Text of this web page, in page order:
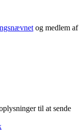
og medlem af
til at sende